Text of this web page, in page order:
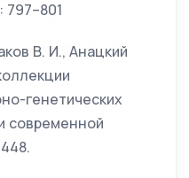
В. И., Анацкий
генетических
современной